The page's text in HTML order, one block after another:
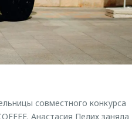
совместного конкурса
Анастасия Пелих заняла